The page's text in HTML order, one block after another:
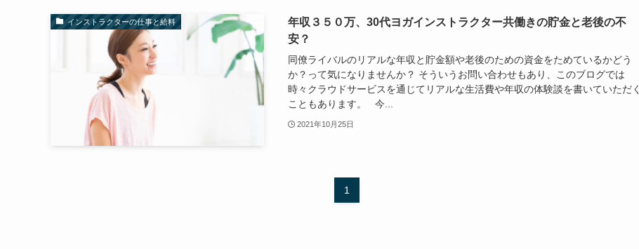
インストラクターの仕事と給料
年収３５０万、30代ヨガインストラクター共働きの貯金と老後の不
安？
同僚ライバルのリアルな年収と貯金額や老後のための資金をためているかどう
か？って気になりませんか？ そういうお問い合わせもあり、このブログでは
時々クラウドサービスを通じてリアルな生活費や年収の体験談を書いていただく
こともあります。 今...
2021年10月25日
1